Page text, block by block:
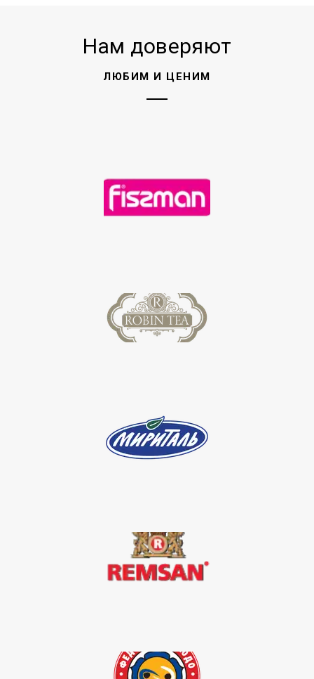
Нам доверяют
ЛЮБИМ И ЦЕНИМ